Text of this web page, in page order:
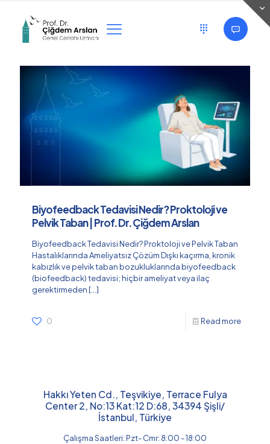
Categories Tags Show all
Biyofeedback Tedavisi Nedir? Proktoloji ve
Pelvik Taban | Prof. Dr. Çiğdem Arslan
Biyofeedback Tedavisi Nedir? Proktoloji ve Pelvik Taban
Hastalıklarında Ameliyatsız Çözüm Dışkı kaçırma, kronik
kabızlık ve pelvik taban bozukluklarında biyofeedback
(biofeedback) tedavisi; hiçbir ameliyat veya ilaç
gerektirmeden[…]
0 Read more
Hakkı Yeten Cd., Teşvikiye, Terrace Fulya
Center 2, No:13 Kat:12 D:68, 34394 Şişli/
İstanbul, Türkiye
Çalışma Saatleri: Pzt- Cmr: 8:00 - 18:00